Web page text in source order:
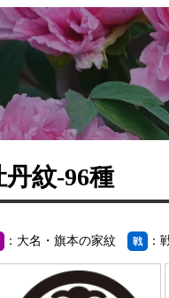
丹紋-96種
：大名・旗本の家紋 戦 ：